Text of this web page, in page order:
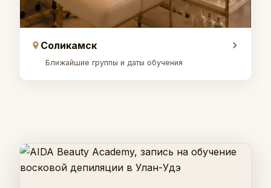
Соликамск
Ближайшие группы и даты обучения